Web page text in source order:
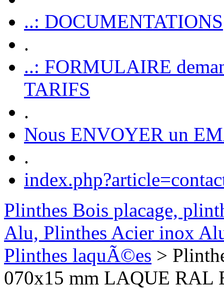
..: DOCUMENTATIONS
.
..: FORMULAIRE
TARIFS
.
Nous ENVOYER un
.
Plinthes Bois placage,
Alu, Plinthes Acier inox
Plinthes laquÃ©es >
070x15 mm LAQUE RAL